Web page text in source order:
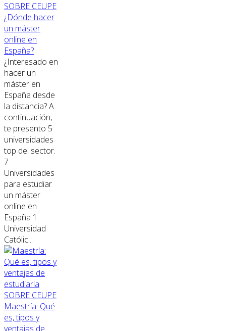
SOBRE CEUPE
¿Dónde hacer
un máster
online en
España?
¿Interesado en
hacer un
máster en
España desde
la distancia? A
continuación,
te presento 5
universidades
top del sector.
7
Universidades
para estudiar
un máster
online en
España 1.
Universidad
Católic...
SOBRE CEUPE
Maestría: Qué
es, tipos y
ventajas de